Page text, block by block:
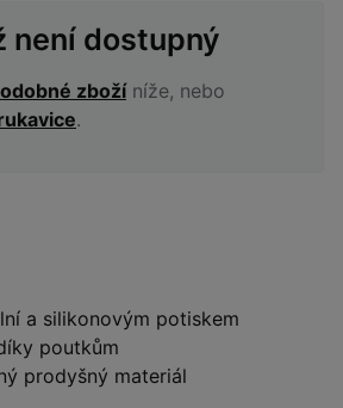
není dostupný
zbožíníže, nebo
.
a silikonovým potiskem
poutkům
prodyšný materiál